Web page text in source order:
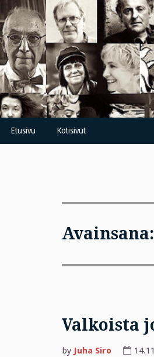
Skip
to
content
Etusivu Kotisivut
Valkoista
by Juha Siro